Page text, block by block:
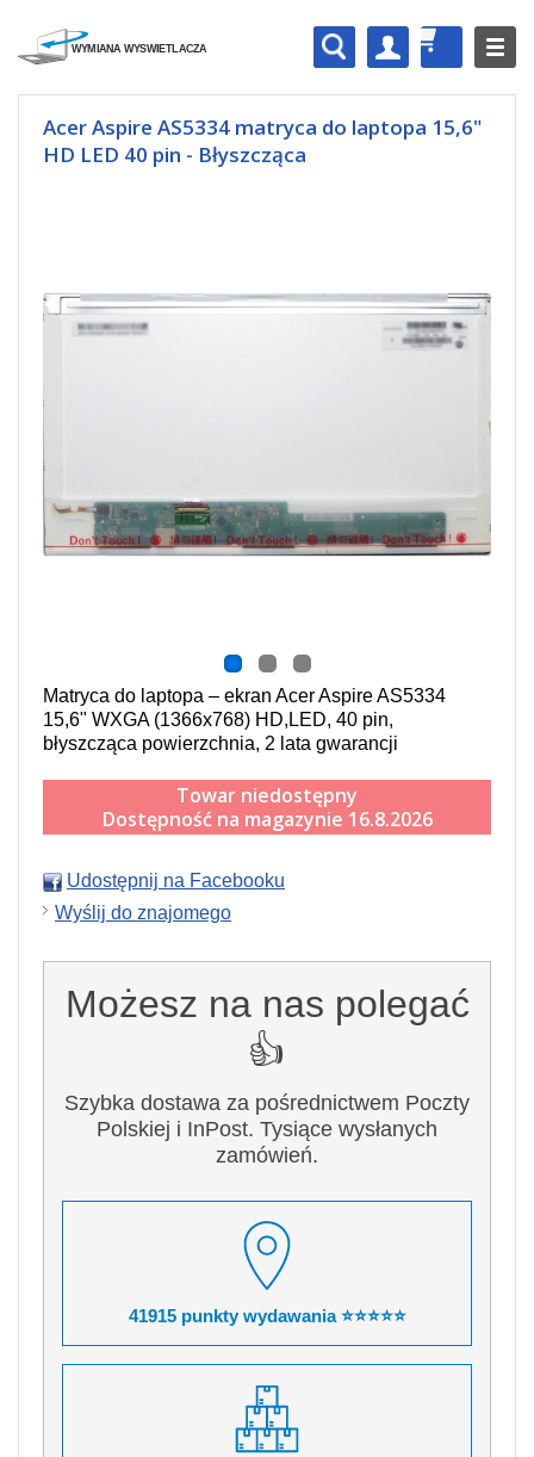
Acer Aspire AS5334 matryca do laptopa 15,6"
HD LED 40 pin - Błyszcząca
Matryca do laptopa – ekran Acer Aspire AS5334
15,6" WXGA (1366x768) HD,LED, 40 pin,
błyszcząca powierzchnia, 2 lata gwarancji
Towar niedostępny
Dostępność na magazynie 16.8.2026
Udostępnij na Facebooku
Wyślij do znajomego
Możesz na nas polegać
👍
Szybka dostawa za pośrednictwem Poczty
Polskiej i InPost. Tysiące wysłanych
zamówień.
41915 punkty wydawania ⭐⭐⭐⭐⭐